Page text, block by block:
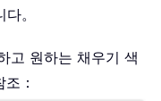
。
고 원하는 채우기 색
：